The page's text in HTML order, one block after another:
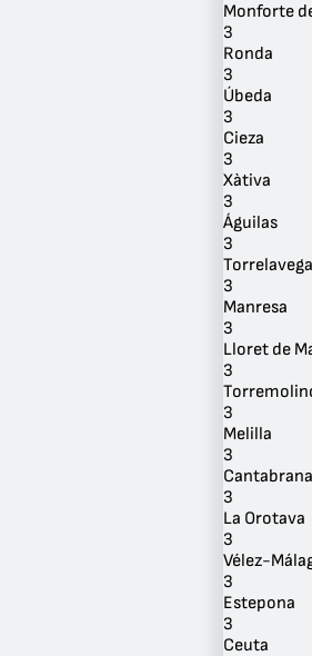
Monforte
3
Ronda
3
Úbeda
3
Cieza
3
Xàtiva
3
Águilas
3
Torrelavega
3
Manresa
3
Lloret de
3
3
Melilla
3
Cantabrana
3
La Orotava
3
Vélez-
3
Estepona
3
Ceuta